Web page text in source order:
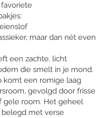
maar dan nét even
een zachte, licht
die smelt in je mond.
komt een romige laag
gevolgd door frisse
gele room. Het geheel
met verse